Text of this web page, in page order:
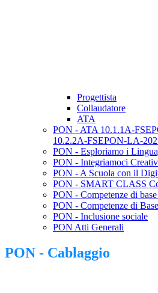
Progettista
Collaudatore
ATA
PON - ATA 10.1.1A-
10.2.2A-FSEPON-LA-
PON - Esploriamo i
PON - Integriamoci
PON - A Scuola con il
PON - SMART CLASS
PON - Competenze di
PON - Competenze di
PON - Inclusione sociale
PON Atti Generali
PON - Cablaggio